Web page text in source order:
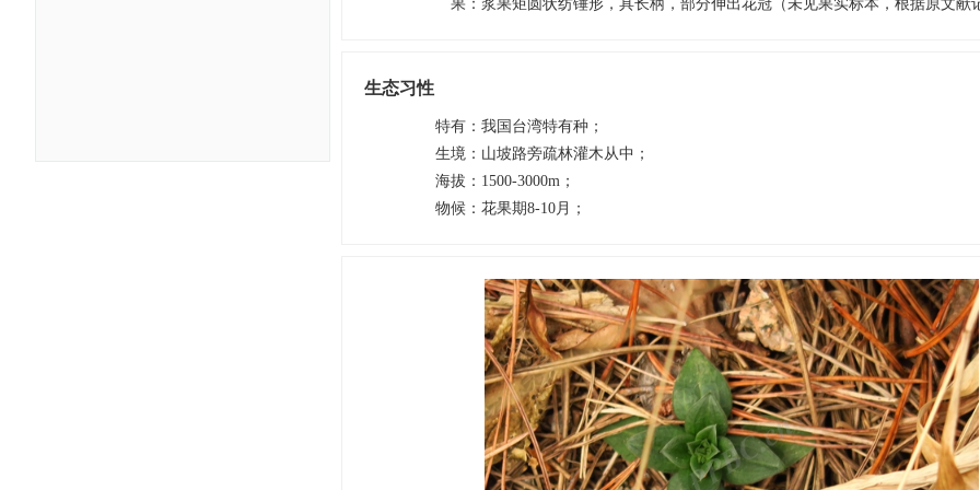
果 ： 浆果矩圆状纺锤形，具长柄，部分伸出花冠（未见果实标本，根据原文献
生态习性
特有 ： 我国台湾特有种；
生境 ： 山坡路旁疏林灌木从中；
海拔 ： 1500-3000m；
物候 ： 花果期8-10月；